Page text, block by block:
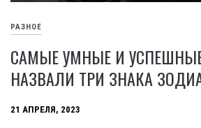
РАЗНОЕ
САМЫЕ УМНЫЕ И
НАЗВАЛИ ТРИ ЗНАКА
21 АПРЕЛЯ, 2023